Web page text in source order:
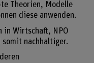
Theorien, Modelle
diese anwenden.
in Wirtschaft, NPO
nachhaltiger.